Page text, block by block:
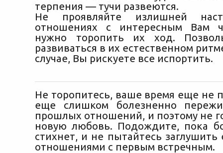
терпения — тучи развеются.
Не проявляйте излишней
отношениях с интересным Вам
нужно торопить их ход.
развиваться в их естественном
случае, Вы рискуете все испортить.
Не торопитесь, ваше время еще не
еще слишком болезненно
прошлых отношений, и поэтому не
новую любовь. Подождите, пока
стихнет, и не пытайтесь
отношениями с первым встречным.